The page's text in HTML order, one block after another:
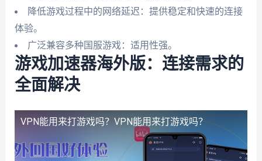
降低游戏过程中的网络延迟：提供稳定和快速的连接
体验。
广泛兼容多种国服游戏：适用性强。
游戏加速器海外版：连接需求的
全面解决
VPN能用来打游戏吗？ VPN能用来打游戏吗？